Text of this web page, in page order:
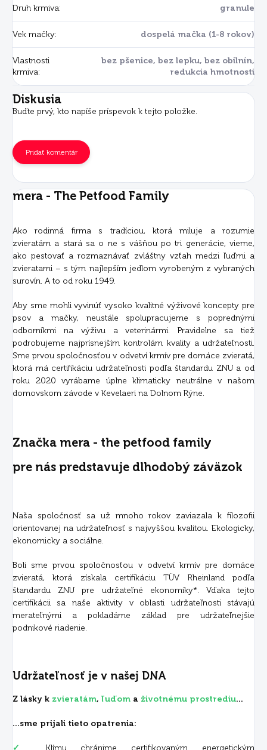
Druh krmiva: granule
Vek mačky: dospelá mačka (1-8 rokov)
Vlastnosti
krmiva:
bez pšenice, bez lepku, bez obilnín,
redukcia hmotnosti
Diskusia
Buďte prvý, kto napíše príspevok k tejto položke.
Pridať komentár
mera - The Petfood Family
Ako rodinná firma s tradíciou, ktorá miluje a rozumie
zvieratám a stará sa o ne s vášňou po tri generácie, vieme,
ako pestovať a rozmaznávať zvláštny vzťah medzi ľuďmi a
zvieratami – s tým najlepším jedlom vyrobeným z vybraných
surovín. A to od roku 1949.
Aby sme mohli vyvinúť vysoko kvalitné výživové koncepty pre
psov a mačky, neustále spolupracujeme s poprednými
odborníkmi na výživu a veterinármi. Pravidelne sa tiež
podrobujeme najprísnejším kontrolám kvality a udržateľnosti.
Sme prvou spoločnosťou v odvetví krmív pre domáce zvieratá,
ktorá má certifikáciu udržateľnosti podľa štandardu ZNU a od
roku 2020 vyrábame úplne klimaticky neutrálne v našom
domovskom závode v Kevelaeri na Dolnom Rýne.
Značka mera - the petfood family
pre nás predstavuje dlhodobý záväzok
Naša spoločnosť sa už mnoho rokov zaviazala k filozofii
orientovanej na udržateľnosť s najvyššou kvalitou. Ekologicky,
ekonomicky a sociálne.
Boli sme prvou spoločnosťou v odvetví krmív pre domáce
zvieratá, ktorá získala certifikáciu TÜV Rheinland podľa
štandardu ZNU pre udržateľné ekonomiky*. Vďaka tejto
certifikácii sa naše aktivity v oblasti udržateľnosti stávajú
merateľnými a pokladáme základ pre udržateľnejšie
podnikové riadenie.
Udržateľnosť je v našej DNA
Z lásky k zvieratám, ľuďom a životnému prostrediu...
...sme prijali tieto opatrenia: